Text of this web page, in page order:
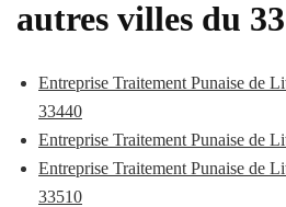
autres villes du 33
Entreprise Traitement Punaise de
33440
Entreprise Traitement Punaise de
Entreprise Traitement Punaise de
33510